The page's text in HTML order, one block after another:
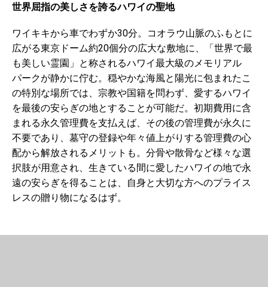
世界屈指の美しさを誇るハワイの聖地
ワイキキから車でわずか30分。コオラウ山脈のふもとに
広がる東京ドーム約20個分の広大な敷地に、「世界で最
も美しい霊園」と称されるハワイ最大級のメモリアル
パークが静かに佇む。穏やかな海風と陽光に包まれたこ
の特別な場所では、宗教や国籍を問わず、愛するハワイ
を最後の安らぎの地とすることが可能だ。初期費用に含
まれる永久管理費を支払えば、その後の管理費が永久に
不要であり、墓守の登録や年々値上がりする管理費の心
配から解放されるメリットも。分骨や散骨など様々な選
択肢が用意され、生きている間に愛したハワイの地で永
遠の安らぎを得ることは、自身と大切な方へのプライス
レスの贈り物になるはず。